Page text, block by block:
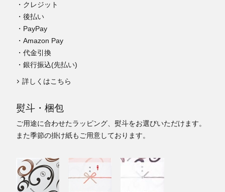
・クレジット
・後払い
・PayPay
・Amazon Pay
・代金引換
・銀行振込(先払い)
詳しくはこちら
熨斗・梱包
ご用途に合わせたラッピング、熨斗をお選びいただけます。
また季節の掛け紙もご用意しております。